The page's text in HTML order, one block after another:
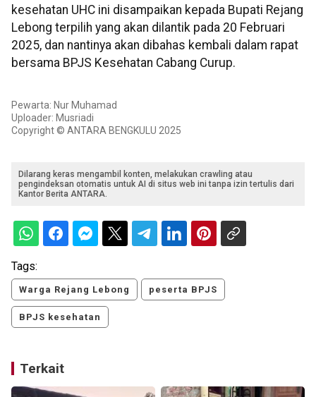
kesehatan UHC ini disampaikan kepada Bupati Rejang
Lebong terpilih yang akan dilantik pada 20 Februari
2025, dan nantinya akan dibahas kembali dalam rapat
bersama BPJS Kesehatan Cabang Curup.
Pewarta: Nur Muhamad
Uploader: Musriadi
Copyright © ANTARA BENGKULU 2025
Dilarang keras mengambil konten, melakukan crawling atau
pengindeksan otomatis untuk AI di situs web ini tanpa izin tertulis dari
Kantor Berita ANTARA.
Tags:
Warga Rejang Lebong peserta BPJS
BPJS kesehatan
Terkait